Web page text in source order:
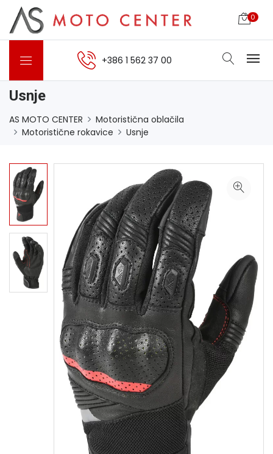
0
+386 1 562 37 00
Usnje
AS MOTO CENTER
Motoristična oblačila
Motoristične rokavice
Usnje